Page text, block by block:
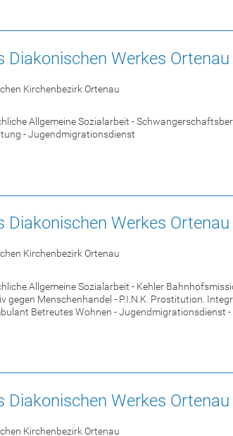
Diakonischen Werkes
Kirchenbezirk Ortenau
Allgemeine Sozialarbeit -
- Jugendmigrationsdienst
Diakonischen Werkes Ortenau
Kirchenbezirk Ortenau
Allgemeine Sozialarbeit - Kehler
gegen Menschenhandel - P.I.N.K. Prostitution.
Betreutes Wohnen - Jugendmigrationsdienst
Diakonischen Werkes
Kirchenbezirk Ortenau